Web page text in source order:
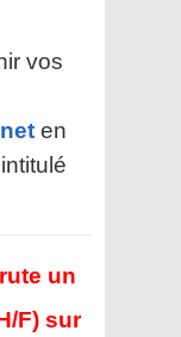
vos
en
un
F) sur